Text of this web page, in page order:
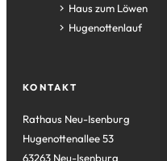
neuen
Tab)
einem
neuen
in
einem
Haus zum Löwen
(Öffnet
in
Tab)
Hugenottenlauf
(Öffnet
neuen
KONTAKT
Rathaus Neu-Isenburg
Hugenottenallee 53
63263 Neu-Isenburg